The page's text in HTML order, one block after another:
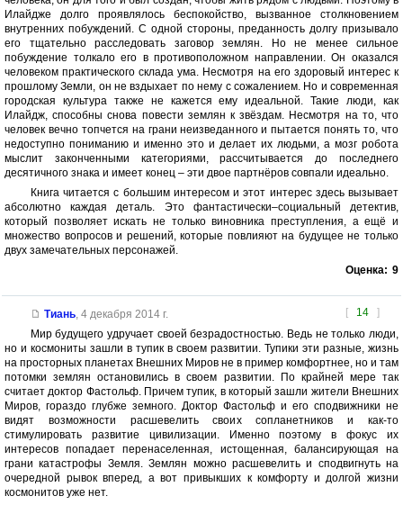
Илайдже долго проявлялось беспокойство, вызванное столкновением
внутренних побуждений. С одной стороны, преданность долгу призывало
его тщательно расследовать заговор землян. Но не менее сильное
побуждение толкало его в противоположном направлении. Он оказался
человеком практического склада ума. Несмотря на его здоровый интерес к
прошлому Земли, он не вздыхает по нему с сожалением. Но и современная
городская культура также не кажется ему идеальной. Такие люди, как
Илайдж, способны снова повести землян к звёздам. Несмотря на то, что
человек вечно топчется на грани неизведанного и пытается понять то, что
недоступно пониманию и именно это и делает их людьми, а мозг робота
мыслит законченными категориями, рассчитывается до последнего
десятичного знака и имеет конец – эти двое партнёров совпали идеально.
Книга читается с большим интересом и этот интерес здесь вызывает
абсолютно каждая деталь. Это фантастически–социальный детектив,
который позволяет искать не только виновника преступления, а ещё и
множество вопросов и решений, которые повлияют на будущее не только
двух замечательных персонажей.
Оценка: 9
[ 14 ]
Тиань, 4 декабря 2014 г.
Мир будущего удручает своей безрадостностью. Ведь не только люди,
но и космониты зашли в тупик в своем развитии. Тупики эти разные, жизнь
на просторных планетах Внешних Миров не в пример комфортнее, но и там
потомки землян остановились в своем развитии. По крайней мере так
считает доктор Фастольф. Причем тупик, в который зашли жители Внешних
Миров, гораздо глубже земного. Доктор Фастольф и его сподвижники не
видят возможности расшевелить своих сопланетников и как-то
стимулировать развитие цивилизации. Именно поэтому в фокус их
интересов попадает перенаселенная, истощенная, балансирующая на
грани катастрофы Земля. Землян можно расшевелить и сподвигнуть на
очередной рывок вперед, а вот привыкших к комфорту и долгой жизни
космонитов уже нет.